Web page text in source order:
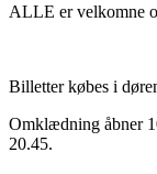
ALLE er velkomne
Billetter købes i
Omklædning åbner
20.45.